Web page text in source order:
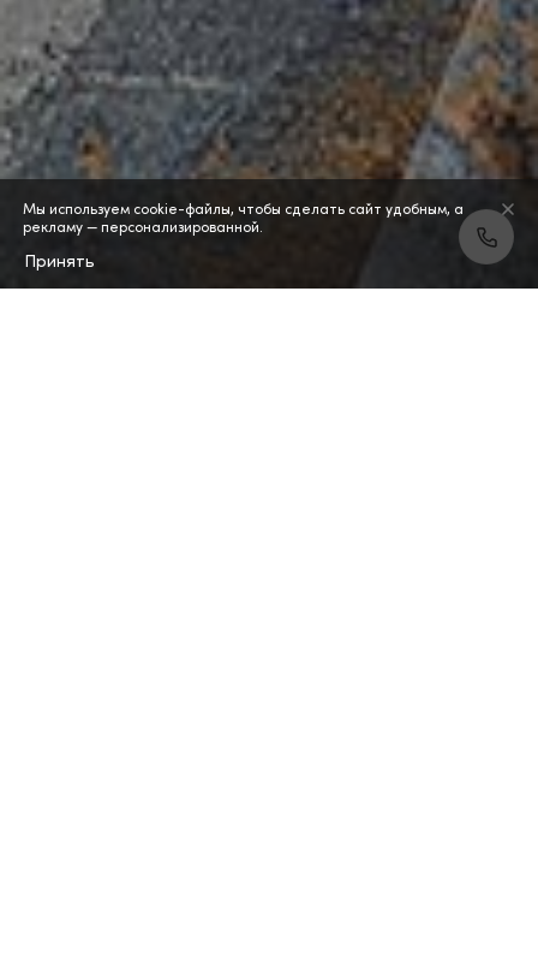
Мы используем cookie-файлы, чтобы сделать сайт удобным, а
рекламу — персонализированной.
Принять